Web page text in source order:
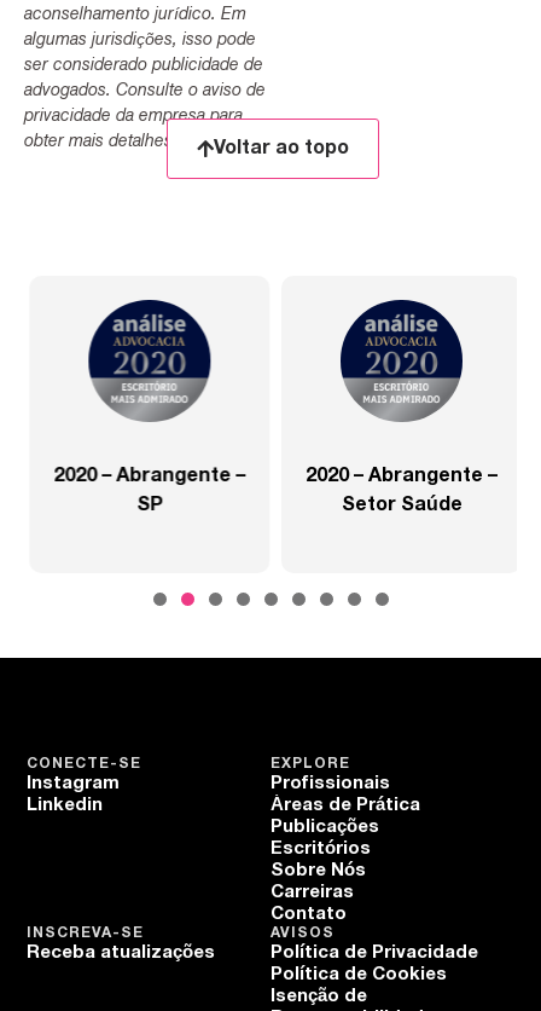
aconselhamento jurídico. Em
algumas jurisdições, isso pode
ser considerado publicidade de
advogados. Consulte o aviso de
privacidade da empresa para
obter mais detalhes.
Voltar ao topo
2020 – Abrangente –
SP
2020 – Abrangente –
Setor Saúde
EXPLORE
Profissionais
Áreas de Prática
Publicações
Escritórios
Sobre Nós
Carreiras
Contato
CONECTE-SE
Instagram
Linkedin
AVISOS
Política de Privacidade
Política de Cookies
Isenção de
INSCREVA-SE
Receba atualizações